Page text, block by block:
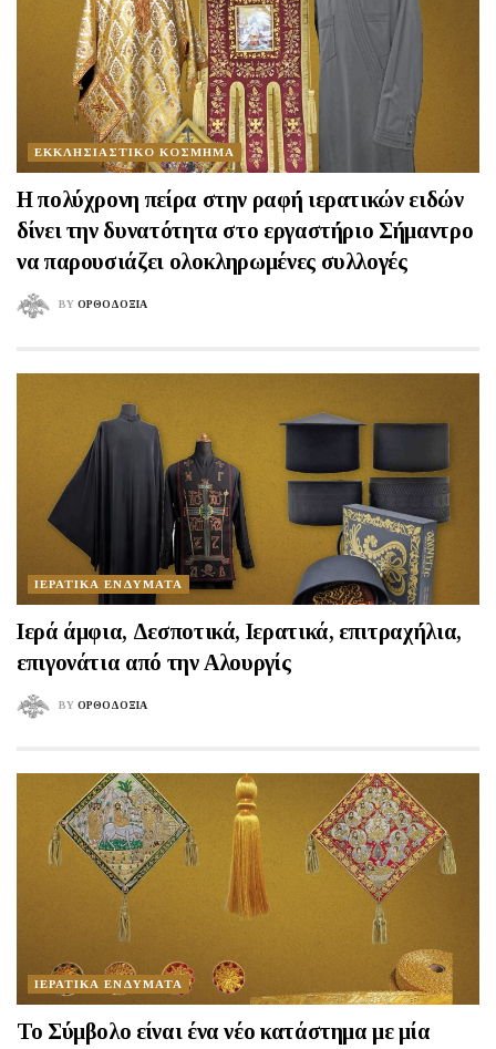
ΕΚΚΛΗΣΙΑΣΤΙΚΟ ΚΟΣΜΗΜΑ
H πολύχρονη πείρα στην ραφή ιερατικών ειδών
δίνει την δυνατότητα στο εργαστήριο Σήμαντρο
να παρουσιάζει ολοκληρωμένες συλλογές
BY ΟΡΘΟΔΟΞΙΑ
ΙΕΡΑΤΙΚΑ ΕΝΔΥΜΑΤΑ
Ιερά άμφια, Δεσποτικά, Ιερατικά, επιτραχήλια,
επιγονάτια από την Αλουργίς
BY ΟΡΘΟΔΟΞΙΑ
ΙΕΡΑΤΙΚΑ ΕΝΔΥΜΑΤΑ
Το Σύμβολο είναι ένα νέο κατάστημα με μία